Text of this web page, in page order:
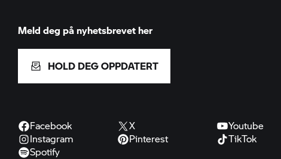
Meld deg på nyhetsbrevet her
HOLD DEG OPPDATERT
Facebook X
Youtube
Instagram
Pinterest
TikTok
Spotify